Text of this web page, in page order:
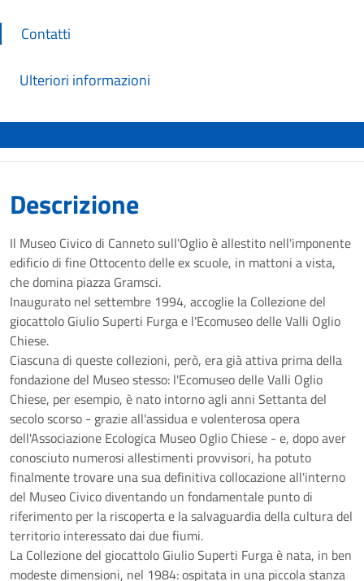
Contatti
Ulteriori informazioni
Descrizione
Il Museo Civico di Canneto sull'Oglio è allestito nell'imponente
edificio di fine Ottocento delle ex scuole, in mattoni a vista,
che domina piazza Gramsci.
Inaugurato nel settembre 1994, accoglie la Collezione del
giocattolo Giulio Superti Furga e l'Ecomuseo delle Valli Oglio
Chiese.
Ciascuna di queste collezioni, però, era già attiva prima della
fondazione del Museo stesso: l'Ecomuseo delle Valli Oglio
Chiese, per esempio, è nato intorno agli anni Settanta del
secolo scorso - grazie all'assidua e volenterosa opera
dell'Associazione Ecologica Museo Oglio Chiese - e, dopo aver
conosciuto numerosi allestimenti provvisori, ha potuto
finalmente trovare una sua definitiva collocazione all'interno
del Museo Civico diventando un fondamentale punto di
riferimento per la riscoperta e la salvaguardia della cultura del
territorio interessato dai due fiumi.
La Collezione del giocattolo Giulio Superti Furga è nata, in ben
modeste dimensioni, nel 1984: ospitata in una piccola stanza